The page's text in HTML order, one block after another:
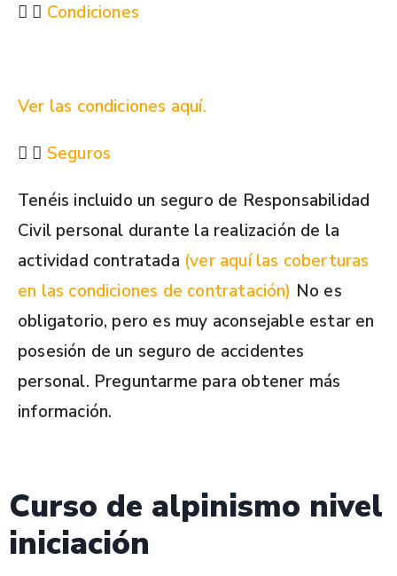
Condiciones
Ver las condiciones aquí.
Seguros
Tenéis incluido un seguro de Responsabilidad
Civil personal durante la realización de la
actividad contratada (ver aquí las coberturas
en las condiciones de contratación) No es
obligatorio, pero es muy aconsejable estar en
posesión de un seguro de accidentes
personal. Preguntarme para obtener más
información.
Curso de alpinismo nivel
iniciación